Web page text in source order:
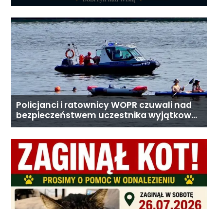
Policjanci i ratownicy WOPR czuwali nad
bezpieczeństwem uczestnika wyjątkowej
wyprawy